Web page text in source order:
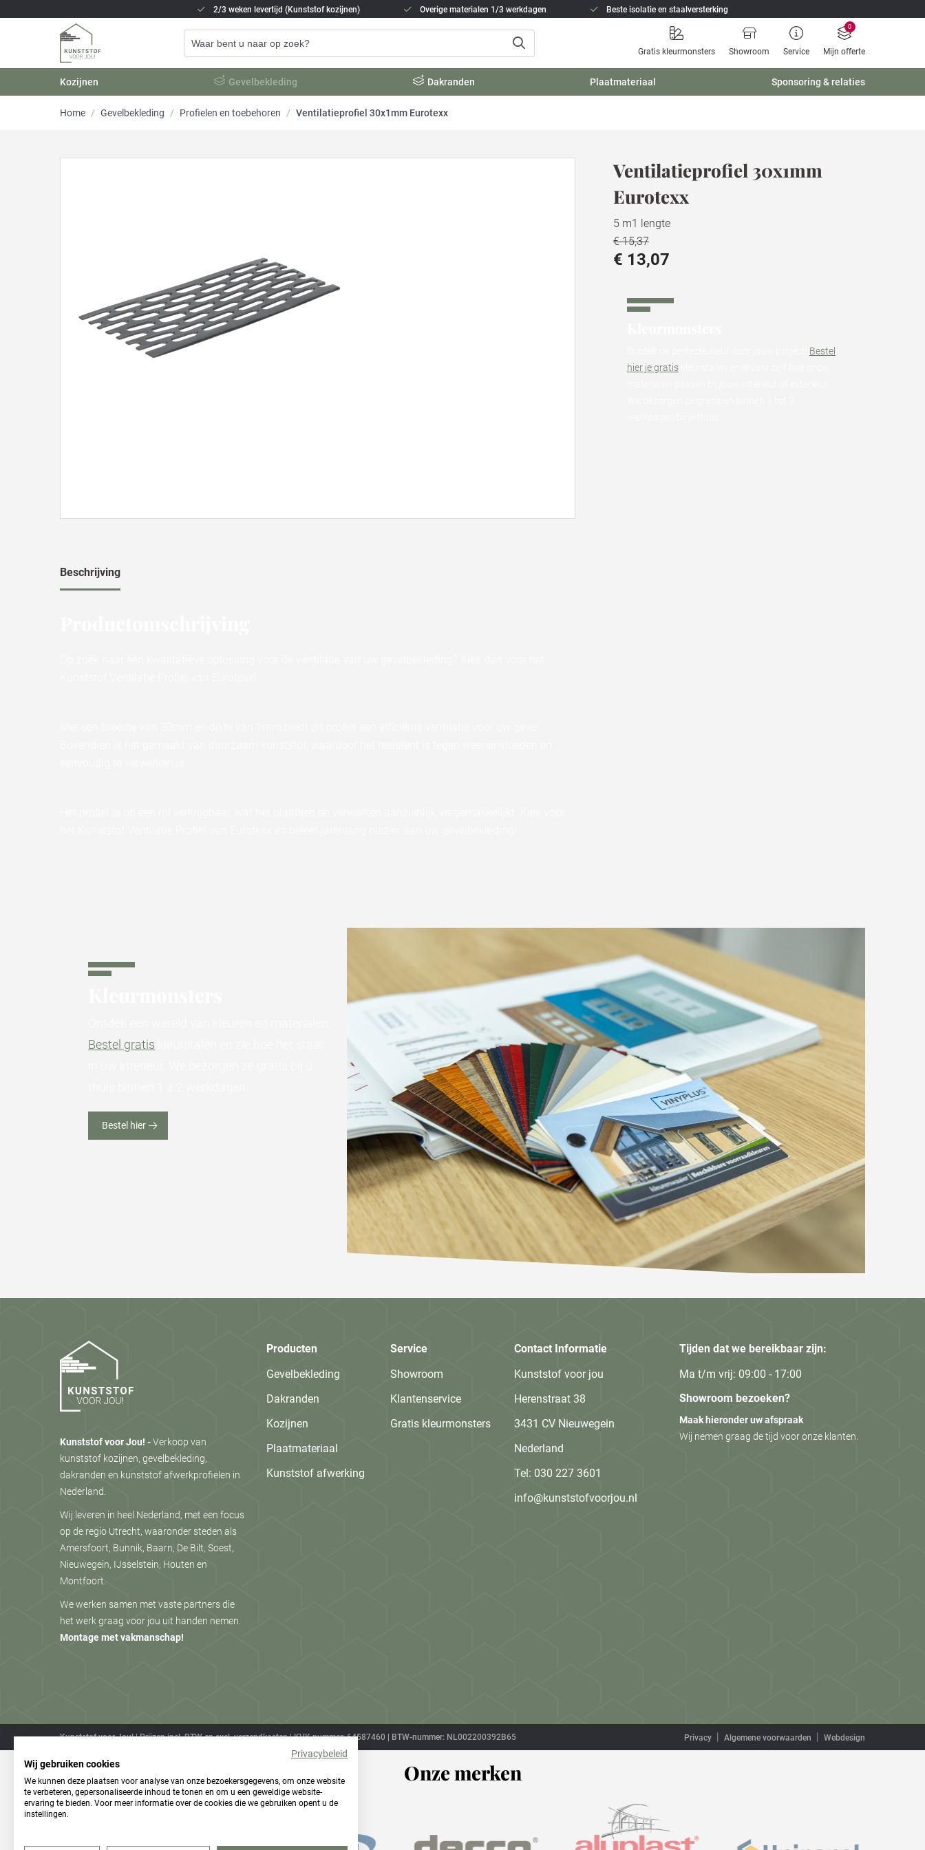
2/3 weken levertijd (Kunststof kozijnen) Overige materialen 1/3 werkdagen Beste isolatie en staalversterking
Gratis kleurmonsters Showroom Service
0
Mijn offerte
Kozijnen Gevelbekleding Dakranden Plaatmateriaal Sponsoring & relaties
Home / Gevelbekleding / Profielen en toebehoren / Ventilatieprofiel 30x1mm Eurotexx
Ventilatieprofiel 30x1mm
Eurotexx
5 m1 lengte
€ 15,37
€ 13,07
Bestel
hier je gratiskleurstalen en ervaar zelf hoe onze
Beschrijving
Bestel gratis
Bestel hier
Kunststof voor Jou! -Verkoop van
kunststof kozijnen, gevelbekleding,
dakranden en kunststof afwerkprofielen in
Nederland.
Wij leveren in heel Nederland, met een focus
op de regio Utrecht, waaronder steden als
Amersfoort, Bunnik, Baarn, De Bilt, Soest,
Nieuwegein, IJsselstein, Houten en
Montfoort.
We werken samen met vaste partners die
het werk graag voor jou uit handen nemen.
Montage met vakmanschap!
Producten
Gevelbekleding
Dakranden
Kozijnen
Plaatmateriaal
Kunststof afwerking
Service
Showroom
Klantenservice
Gratis kleurmonsters
Contact Informatie
Kunststof voor jou
Herenstraat 38
3431 CV Nieuwegein
Nederland
Tel: 030 227 3601
info@kunststofvoorjou.nl
Tijden dat we bereikbaar zijn:
Ma t/m vrij: 09:00 - 17:00
Showroom bezoeken?
Maak hieronder uw afspraak
Wij nemen graag de tijd voor onze klanten.
Kunststof voor Jou! | Prijzen incl. BTW en excl. verzendkosten | KVK-nummer: 64587460 | BTW-nummer: NL002200392B65 Privacy Algemene voorwaarden Webdesign
Onze merken
Privacybeleid
Wij gebruiken cookies
We kunnen deze plaatsen voor analyse van onze bezoekersgegevens, om onze website
te verbeteren, gepersonaliseerde inhoud te tonen en om u een geweldige website-
ervaring te bieden. Voor meer informatie over de cookies die we gebruiken opent u de
instellingen.